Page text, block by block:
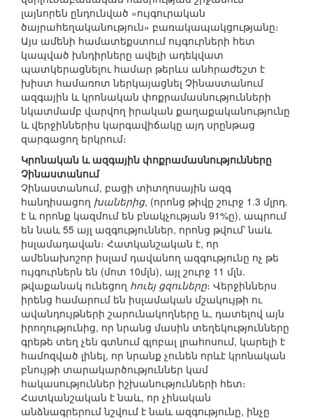
լայնորեն ընդունված «ույգուրական
ծայրահեղականություն» բառակապակցությանը։
Այս ամենի համատեքստում ույգուրների հետ
կապված խնդիրները ավելի ադեկվատ
պատկերացնելու համար թերևս անհրաժեշտ է
խիստ համառոտ ներկայացնել Չինաստանում
ազգային և կրոնական փոքրամասնությունների
նկատմամբ վարվող իրական քաղաքականությունը
և վերջիններիս կարգավիճակը այդ սրընթաց
զարգացող երկրում։
Կրոնական և ազգային փոքրամասնությունները
Չինաստանում
Չինաստանում, բացի տիտղոսային ազգ
հանդիսացող խաներից, (որոնց թիվը շուրջ 1.3 մլրդ.
է և որոնք կազմում են բնակչության 91%ը), ապրում
են նաև 55 այլ ազգություններ, որոնց թվում՝ նաև
իսլամադավան։ Հատկանշական է, որ
ամենախոշոր իսլամ դավանող ազգությունը ոչ թե
ույգուրներն են (մոտ 10մլն), այլ շուրջ 11 մլն.
թվաքանակ ունեցող հուեյ ցզուները։ Վերջիններս
իրենց համարում են իսլամական մշակույթի ու
ավանդույթների շարունակողները և, դատելով այն
իրողությունից, որ նրանց մասին տեղեկությունները
գրեթե տեղ չեն գտնում գլոբալ լրահոսում, կարելի է
համոզված լինել, որ նրանք չունեն որևէ կրոնական
բնույթի տարակարծություններ կամ
հակասություններ իշխանությունների հետ։
Հատկանշական է նաև, որ չինական
անձնագրերում նշվում է նաև ազգությունը, ինչը